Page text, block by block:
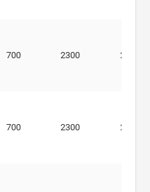
700 2300 250
700 2300 220